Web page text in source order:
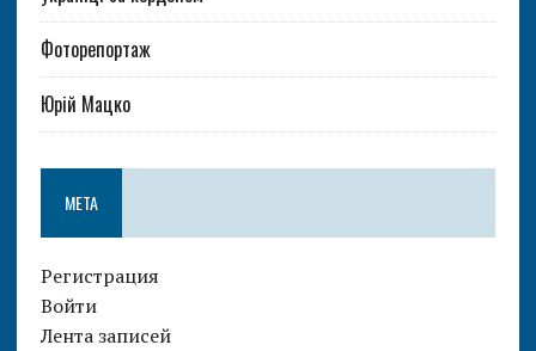
Фоторепортаж
Юрій Мацко
МЕТА
Регистрация
Войти
Лента записей